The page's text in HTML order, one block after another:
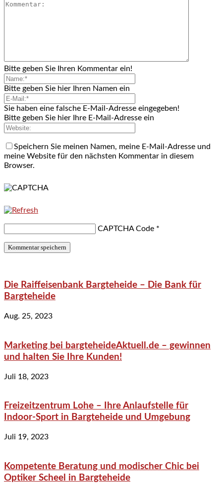
Bitte geben Sie Ihren Kommentar ein!
Bitte geben Sie hier Ihren Namen ein
Sie haben eine falsche E-Mail-Adresse eingegeben!
Bitte geben Sie hier Ihre E-Mail-Adresse ein
Speichern Sie meinen Namen, meine E-Mail-Adresse und
meine Website für den nächsten Kommentar in diesem
Browser.
CAPTCHA Code *
Die Raiffeisenbank Bargteheide – Die Bank für
Bargteheide
Aug. 25, 2023
Marketing bei bargteheideAktuell.de – gewinnen
und halten Sie Ihre Kunden!
Juli 18, 2023
Freizeitzentrum Lohe – Ihre Anlaufstelle für
Indoor-Sport in Bargteheide und Umgebung
Juli 19, 2023
Kompetente Beratung und modischer Chic bei
Optiker Scheel in Bargteheide